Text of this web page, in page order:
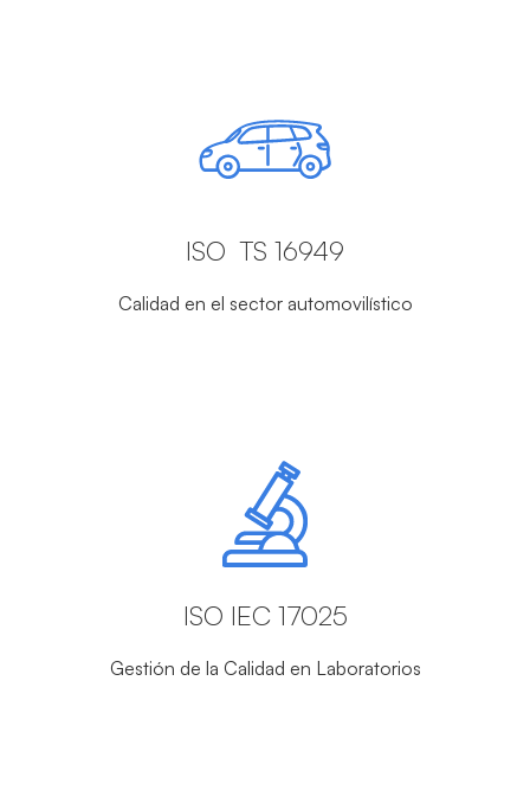
ISO TS 16949
Calidad en el sector automovilístico
ISO IEC 17025
Gestión de la Calidad en Laboratorios